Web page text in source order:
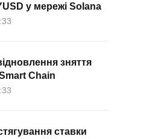
у мережі Solana
зняття
Chain
ставки